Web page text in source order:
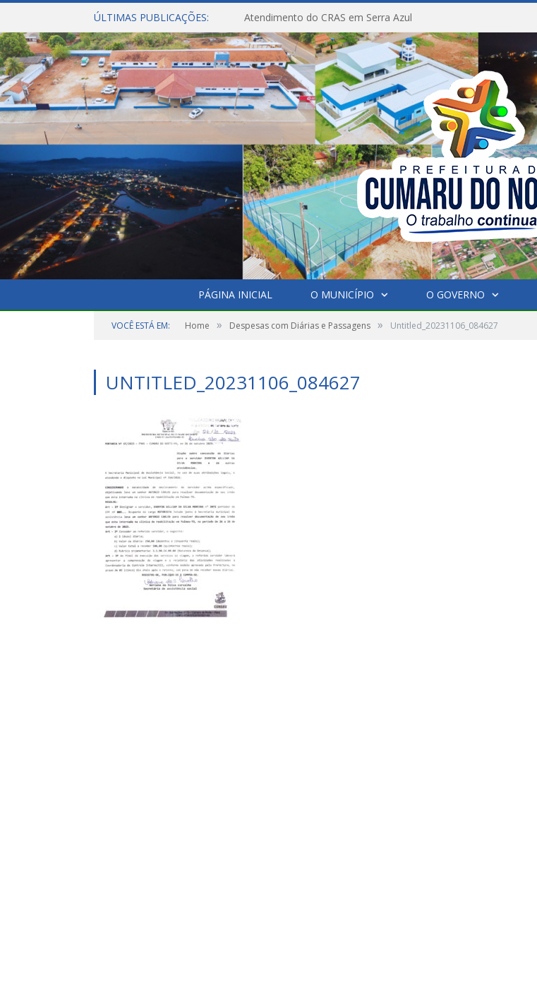
ÚLTIMAS PUBLICAÇÕES: Atendimento do CRAS em Serra Azul
PÁGINA INICIAL O MUNICÍPIO O GOVERNO
VOCÊ ESTÁ EM: Home » Despesas com Diárias e Passagens » Untitled_20231106_084627
UNTITLED_20231106_084627